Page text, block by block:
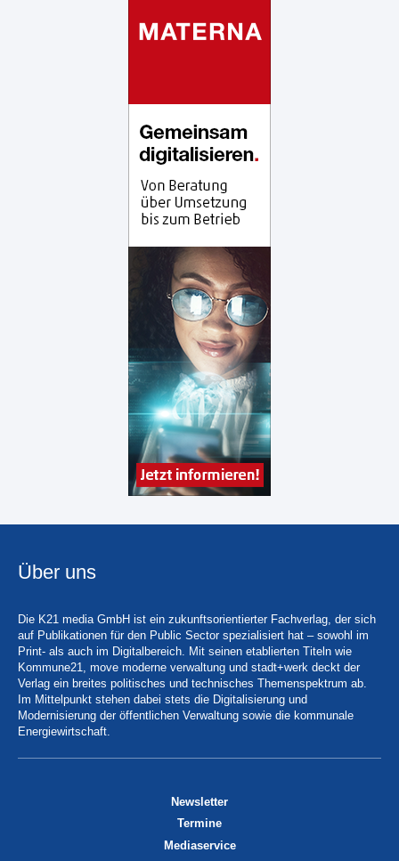
Über uns
Die K21 media GmbH ist ein zukunftsorientierter Fachverlag, der sich
auf Publikationen für den Public Sector spezialisiert hat – sowohl im
Print- als auch im Digitalbereich. Mit seinen etablierten Titeln wie
Kommune21, move moderne verwaltung und stadt+werk deckt der
Verlag ein breites politisches und technisches Themenspektrum ab.
Im Mittelpunkt stehen dabei stets die Digitalisierung und
Modernisierung der öffentlichen Verwaltung sowie die kommunale
Energiewirtschaft.
Newsletter
Termine
Mediaservice